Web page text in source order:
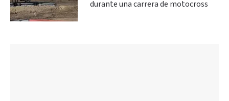
durante una carrera de motocross